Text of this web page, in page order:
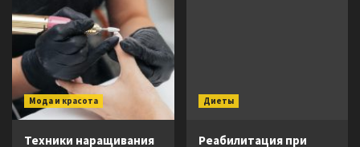
Мода и красота
Техники наращивания
Диеты
Реабилитация при